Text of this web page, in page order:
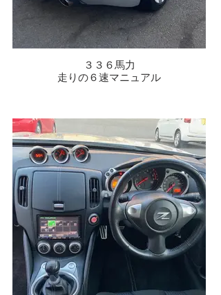
３３６馬力
走りの６速マニュアル